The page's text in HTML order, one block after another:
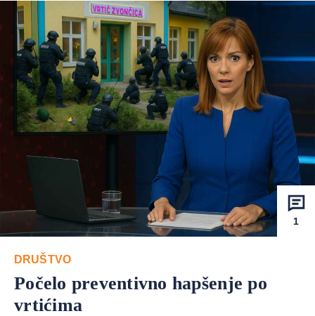
1
DRUŠTVO
Počelo preventivno hapšenje po
vrtićima